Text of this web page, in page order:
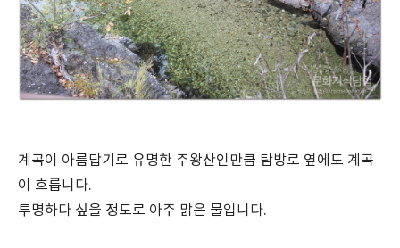
계곡이 아름답기로 유명한 주왕산인만큼 탐방로 옆에도 계곡
이 흐릅니다.
투명하다 싶을 정도로 아주 맑은 물입니다.